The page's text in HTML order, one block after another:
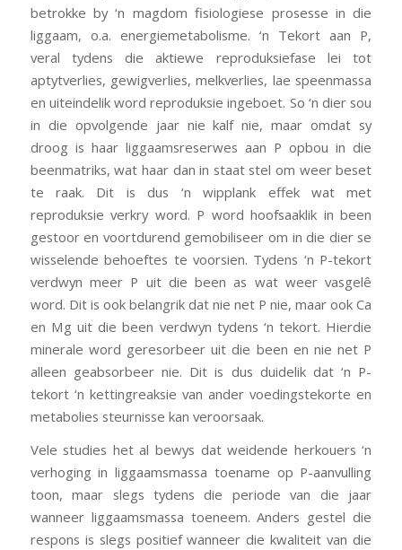
betrokke by ‘n magdom fisiologiese prosesse in die
liggaam, o.a. energiemetabolisme. ‘n Tekort aan P,
veral tydens die aktiewe reproduksiefase lei tot
aptytverlies, gewigverlies, melkverlies, lae speenmassa
en uiteindelik word reproduksie ingeboet. So ‘n dier sou
in die opvolgende jaar nie kalf nie, maar omdat sy
droog is haar liggaamsreserwes aan P opbou in die
beenmatriks, wat haar dan in staat stel om weer beset
te raak. Dit is dus ‘n wipplank effek wat met
reproduksie verkry word. P word hoofsaaklik in been
gestoor en voortdurend gemobiliseer om in die dier se
wisselende behoeftes te voorsien. Tydens ‘n P-tekort
verdwyn meer P uit die been as wat weer vasgelê
word. Dit is ook belangrik dat nie net P nie, maar ook Ca
en Mg uit die been verdwyn tydens ‘n tekort. Hierdie
minerale word geresorbeer uit die been en nie net P
alleen geabsorbeer nie. Dit is dus duidelik dat ‘n P-
tekort ‘n kettingreaksie van ander voedingstekorte en
metabolies steurnisse kan veroorsaak.
Vele studies het al bewys dat weidende herkouers ‘n
verhoging in liggaamsmassa toename op P-aanvulling
toon, maar slegs tydens die periode van die jaar
wanneer liggaamsmassa toeneem. Anders gestel die
respons is slegs positief wanneer die kwaliteit van die